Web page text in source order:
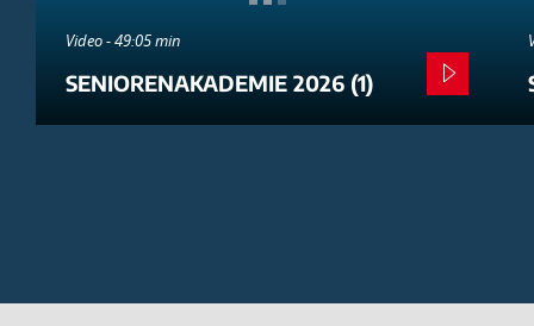
Video - 49:05 min
SENIORENAKADEMIE 2026 (1)